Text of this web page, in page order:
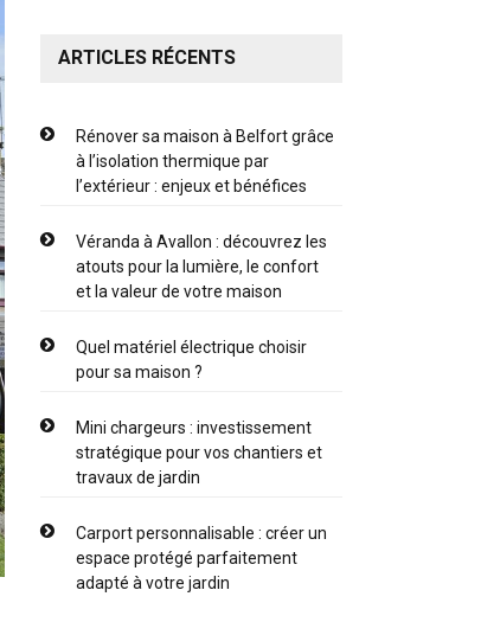
ARTICLES RÉCENTS
Rénover sa maison à Belfort grâce
à l’isolation thermique par
l’extérieur : enjeux et bénéfices
Véranda à Avallon : découvrez les
atouts pour la lumière, le confort
et la valeur de votre maison
Quel matériel électrique choisir
pour sa maison ?
Mini chargeurs : investissement
stratégique pour vos chantiers et
travaux de jardin
Carport personnalisable : créer un
espace protégé parfaitement
adapté à votre jardin